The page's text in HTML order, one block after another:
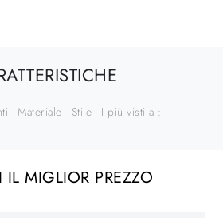
Materiale Stile I più visti a :
IL MIGLIOR PREZZO